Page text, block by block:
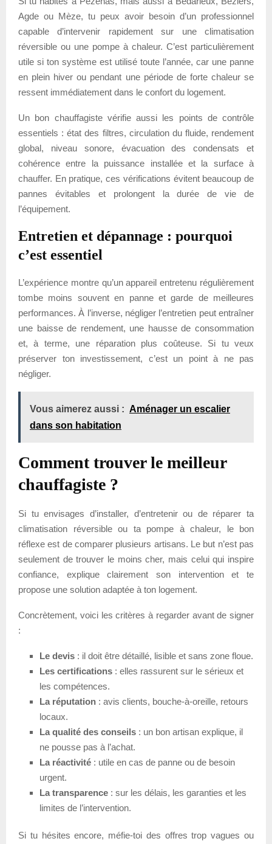
Agde ou Mèze, tu peux avoir besoin d’un professionnel
capable d’intervenir rapidement sur une climatisation
réversible ou une pompe à chaleur. C’est particulièrement
utile si ton système est utilisé toute l’année, car une panne
en plein hiver ou pendant une période de forte chaleur se
ressent immédiatement dans le confort du logement.
Un bon chauffagiste vérifie aussi les points de contrôle
essentiels : état des filtres, circulation du fluide, rendement
global, niveau sonore, évacuation des condensats et
cohérence entre la puissance installée et la surface à
chauffer. En pratique, ces vérifications évitent beaucoup de
pannes évitables et prolongent la durée de vie de
l’équipement.
Entretien et dépannage : pourquoi
c’est essentiel
L’expérience montre qu’un appareil entretenu régulièrement
tombe moins souvent en panne et garde de meilleures
performances. À l’inverse, négliger l’entretien peut entraîner
une baisse de rendement, une hausse de consommation
et, à terme, une réparation plus coûteuse. Si tu veux
préserver ton investissement, c’est un point à ne pas
négliger.
Vous aimerez aussi : Aménager un escalier
dans son habitation
Comment trouver le meilleur
chauffagiste ?
Si tu envisages d’installer, d’entretenir ou de réparer ta
climatisation réversible ou ta pompe à chaleur, le bon
réflexe est de comparer plusieurs artisans. Le but n’est pas
seulement de trouver le moins cher, mais celui qui inspire
confiance, explique clairement son intervention et te
propose une solution adaptée à ton logement.
Concrètement, voici les critères à regarder avant de signer
:
Le devis : il doit être détaillé, lisible et sans zone floue.
Les certifications : elles rassurent sur le sérieux et
les compétences.
La réputation : avis clients, bouche-à-oreille, retours
locaux.
La qualité des conseils : un bon artisan explique, il
ne pousse pas à l’achat.
La réactivité : utile en cas de panne ou de besoin
urgent.
La transparence : sur les délais, les garanties et les
limites de l’intervention.
Si tu hésites encore, méfie-toi des offres trop vagues ou